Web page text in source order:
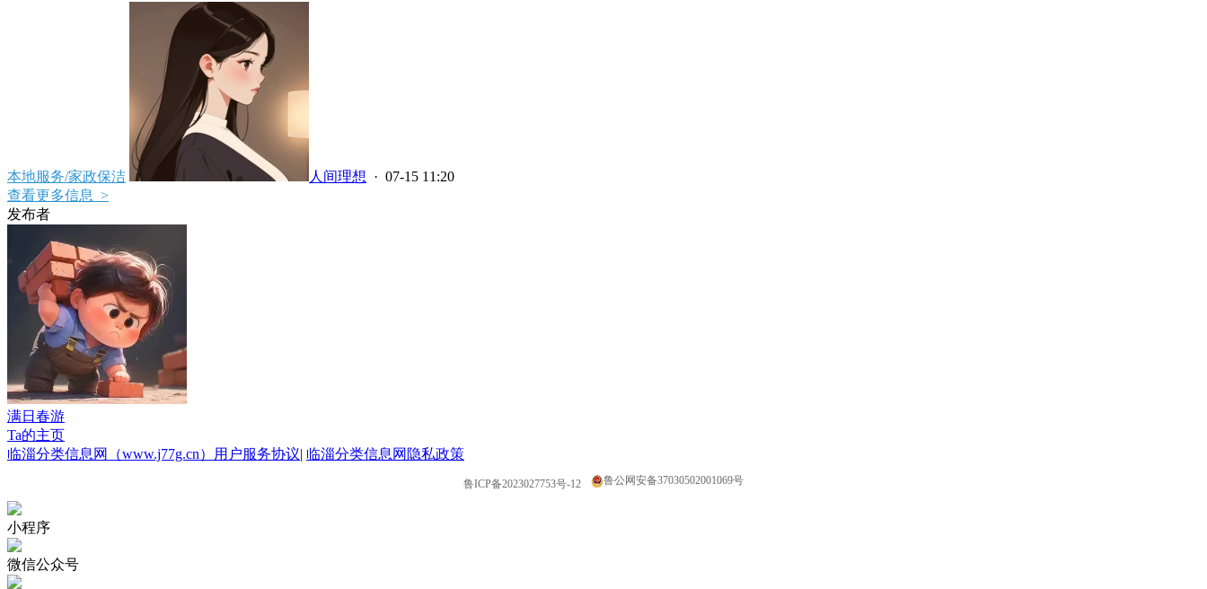
本地服务/家政保洁 人间理想 · 07-15 11:20
查看更多信息 >
发布者
满日春游
Ta的主页
临淄分类信息网（www.j77g.cn）用户服务协议| 临淄分类信息网隐私政策
鲁ICP备2023027753号-12 鲁公网安备37030502001069号
小程序
微信公众号